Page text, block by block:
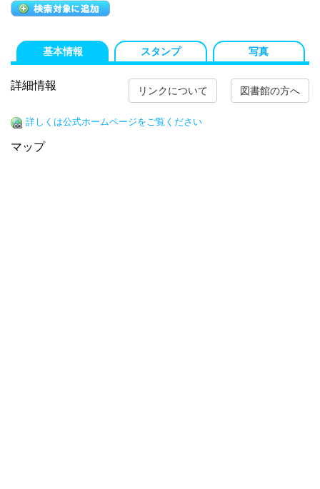
基本情報 スタンプ 写真
リンクについて 図書館の方へ
詳細情報
詳しくは公式ホームページをご覧ください
マップ